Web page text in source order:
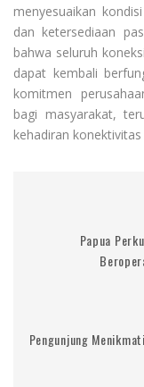
menyesuaikan
dan ketersediaan
bahwa seluruh
dapat kembali
komitmen
bagi masyarakat,
kehadiran konektivitas
Papua
Pengunjung